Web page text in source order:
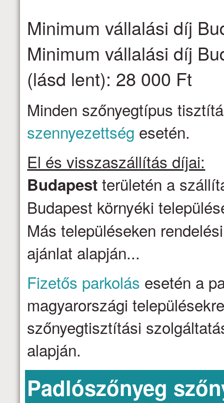
Minimum vállalási díj
Minimum vállalási díj
(lásd lent): 28 000 Ft
Minden szőnyegtípus
szennyezettség esetén.
El és visszaszállítás díjai:
Budapest területén a
Budapest környéki
Más településeken
ajánlat alapján...
Fizetős parkolás esetén a
magyarországi
szőnyegtisztítási
alapján.
Padlószőnyeg